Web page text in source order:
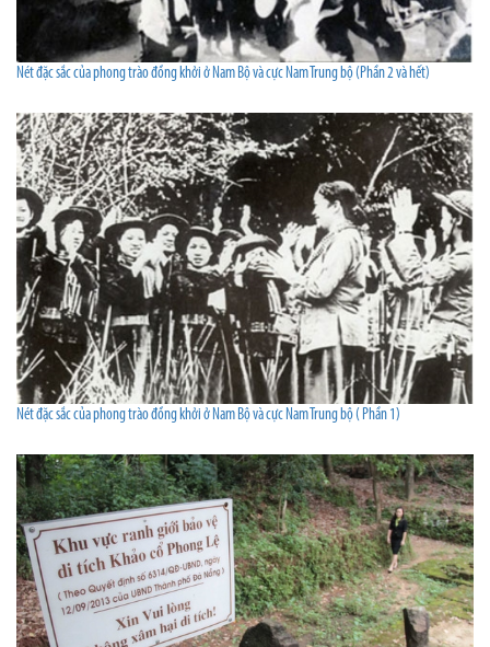
Nét đặc sắc của phong trào đồng khởi ở Nam Bộ và cực Nam Trung bộ (Phần 2 và hết)
Nét đặc sắc của phong trào đồng khởi ở Nam Bộ và cực Nam Trung bộ ( Phần 1)